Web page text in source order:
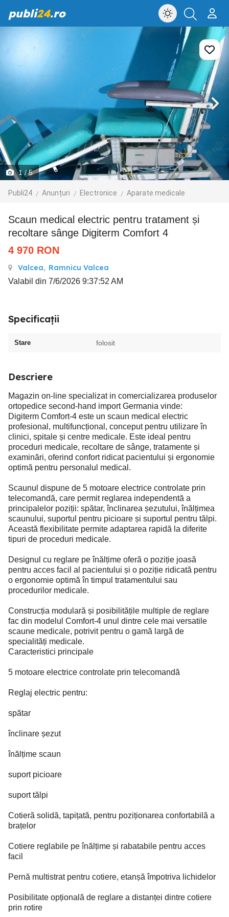
publi24.ro
1/ 5
Publi24 Anunțuri Electronice Aparate medicale
Scaun medical electric pentru tratament și
recoltare sânge Digiterm Comfort 4
4 970 RON
Valcea, Ramnicu Valcea
Valabil din 7/6/2026 9:37:52 AM
Specificații
Stare folosit
Descriere
Magazin on-line specializat in comercializarea produselor
ortopedice second-hand import Germania vinde:
Digiterm Comfort-4 este un scaun medical electric
profesional, multifuncțional, conceput pentru utilizare în
clinici, spitale și centre medicale. Este ideal pentru
proceduri medicale, recoltare de sânge, tratamente și
examinări, oferind confort ridicat pacientului și ergonomie
optimă pentru personalul medical.
Scaunul dispune de 5 motoare electrice controlate prin
telecomandă, care permit reglarea independentă a
principalelor poziții: spătar, înclinarea șezutului, înălțimea
scaunului, suportul pentru picioare și suportul pentru tălpi.
Această flexibilitate permite adaptarea rapidă la diferite
tipuri de proceduri medicale.
Designul cu reglare pe înălțime oferă o poziție joasă
pentru acces facil al pacientului și o poziție ridicată pentru
o ergonomie optimă în timpul tratamentului sau
procedurilor medicale.
Construcția modulară și posibilitățile multiple de reglare
fac din modelul Comfort-4 unul dintre cele mai versatile
scaune medicale, potrivit pentru o gamă largă de
specialități medicale.
Caracteristici principale
5 motoare electrice controlate prin telecomandă
Reglaj electric pentru:
spătar
înclinare șezut
înălțime scaun
suport picioare
suport tălpi
Cotieră solidă, tapițată, pentru poziționarea confortabilă a
brațelor
Cotiere reglabile pe înălțime și rabatabile pentru acces
facil
Pernă multistrat pentru cotiere, etanșă împotriva lichidelor
Posibilitate opțională de reglare a distanței dintre cotiere
prin rotire